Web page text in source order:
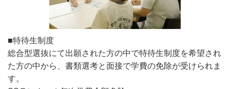
■特待生制度
総合型選抜にて出願された方の中で特待生制度を希望され
た方の中から、書類選考と面接で学費の免除が受けられま
す。